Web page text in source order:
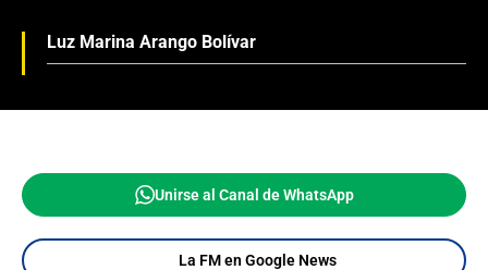
Luz Marina Arango Bolívar
Unirse al Canal de WhatsApp
La FM en Google News